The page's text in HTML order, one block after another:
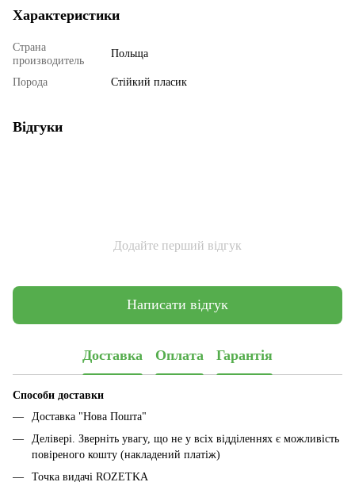
Характеристики
Страна
производитель
Польща
Порода Стійкий пласик
Відгуки
Додайте перший відгук
Написати відгук
Доставка Оплата Гарантія
Способи доставки
Доставка "Нова Пошта"
Делівері. Зверніть увагу, що не у всіх відділеннях є можливість
повіреного кошту (накладений платіж)
Точка видачі ROZETKA